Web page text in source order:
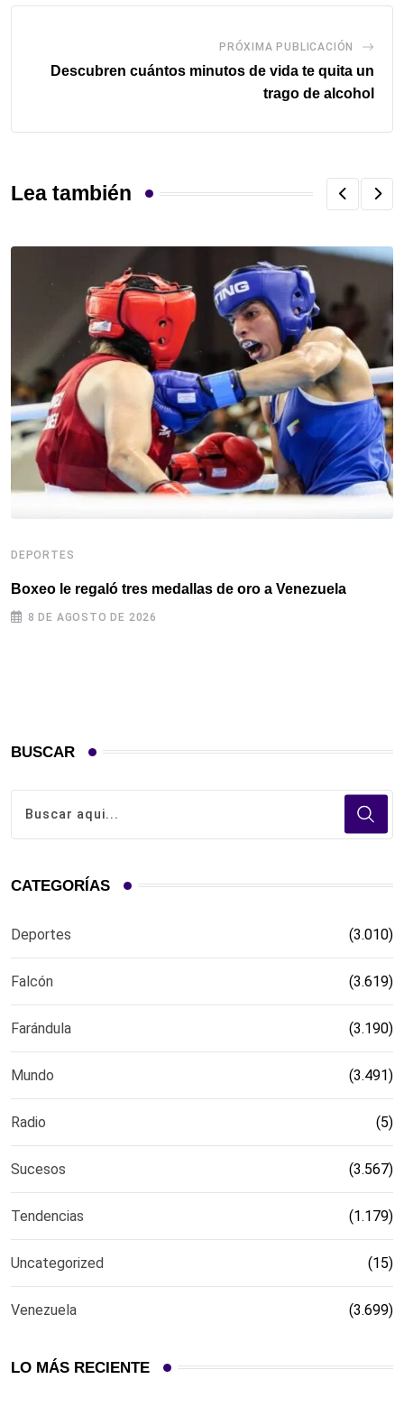
PRÓXIMA PUBLICACIÓN
Descubren cuántos minutos de vida te quita un
trago de alcohol
Lea también
DEPORTES
Boxeo le regaló tres medallas de oro a Venezuela
8 DE AGOSTO DE 2026
BUSCAR
CATEGORÍAS
Deportes (3.010)
Falcón (3.619)
Farándula (3.190)
Mundo (3.491)
Radio (5)
Sucesos (3.567)
Tendencias (1.179)
Uncategorized (15)
Venezuela (3.699)
LO MÁS RECIENTE